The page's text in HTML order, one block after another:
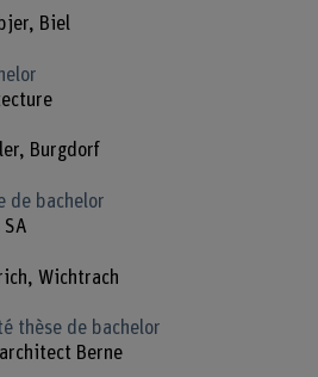
Biel
Burgdorf
de bachelor
Wichtrach
thèse de bachelor
Berne